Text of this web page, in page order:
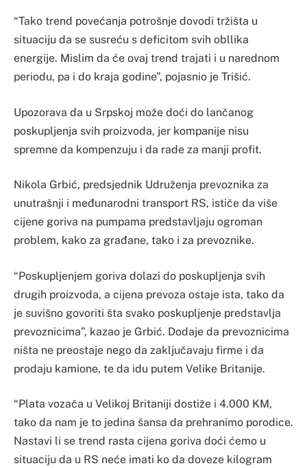
“Tako trend povećanja potrošnje dovodi tržišta u
situaciju da se susreću s deficitom svih obllika
energije. Mislim da će ovaj trend trajati i u narednom
periodu, pa i do kraja godine”, pojasnio je Trišić.
Upozorava da u Srpskoj može doći do lančanog
poskupljenja svih proizvoda, jer kompanije nisu
spremne da kompenzuju i da rade za manji profit.
Nikola Grbić, predsjednik Udruženja prevoznika za
unutrašnji i međunarodni transport RS, ističe da više
cijene goriva na pumpama predstavljaju ogroman
problem, kako za građane, tako i za prevoznike.
“Poskupljenjem goriva dolazi do poskupljenja svih
drugih proizvoda, a cijena prevoza ostaje ista, tako da
je suvišno govoriti šta svako poskupljenje predstavlja
prevoznicima”, kazao je Grbić. Dodaje da prevoznicima
ništa ne preostaje nego da zaključavaju firme i da
prodaju kamione, te da idu putem Velike Britanije.
“Plata vozača u Velikoj Britaniji dostiže i 4.000 KM,
tako da nam je to jedina šansa da prehranimo porodice.
Nastavi li se trend rasta cijena goriva doći ćemo u
situaciju da u RS neće imati ko da doveze kilogram